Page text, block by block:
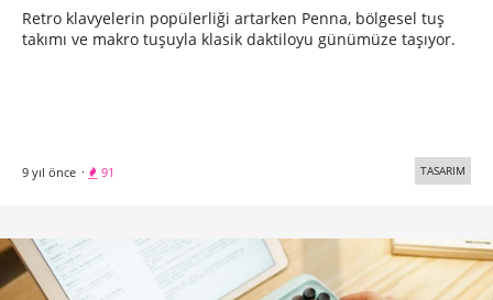
Retro klavyelerin popülerliği artarken Penna, bölgesel tuş
takımı ve makro tuşuyla klasik daktiloyu günümüze taşıyor.
9 yıl önce · 91 TASARIM